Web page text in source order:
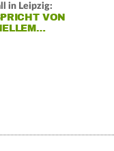
in Leipzig:
VON